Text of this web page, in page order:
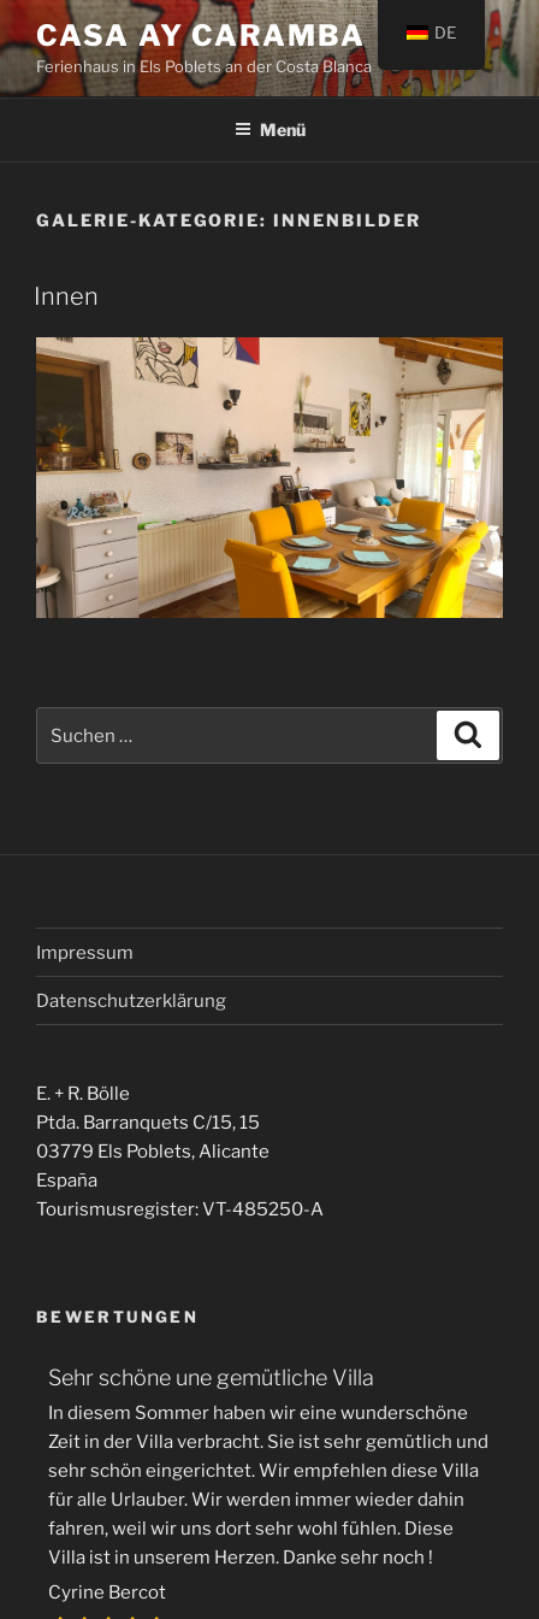
Inhalt
springen
CASA AY CARAMBA
Ferienhaus in Els Poblets an der Costa Blanca
Menü
GALERIE-KATEGORIE:INNENBILDER
Innen
nach:
Impressum
Datenschutzerklärung
E. + R. Bölle
Ptda. Barranquets C/15, 15
03779 Els Poblets, Alicante
España
Tourismusregister: VT-485250-A
BEWERTUNGEN
Sehr schöne une gemütliche Villa
In diesem Sommer haben wir eine wunderschöne
Zeit in der Villa verbracht. Sie ist sehr gemütlich und
sehr schön eingerichtet. Wir empfehlen diese Villa
für alle Urlauber. Wir werden immer wieder dahin
fahren, weil wir uns dort sehr wohl fühlen. Diese
Villa ist in unserem Herzen. Danke sehr noch !
Cyrine Bercot
DE